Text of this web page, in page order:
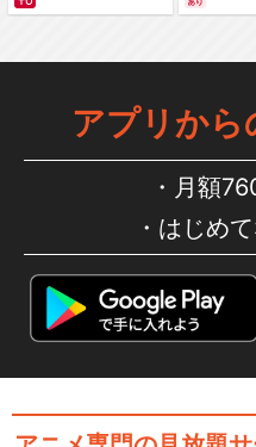
アプリから
月額
はじめ